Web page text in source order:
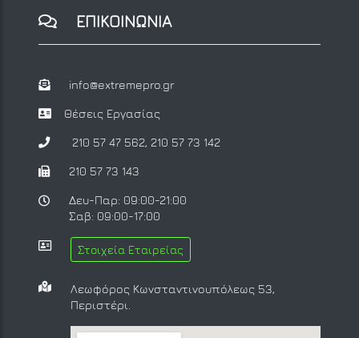
ΕΠΙΚΟΙΝΩΝΙΑ
info@extremepro.gr
Θέσεις Εργασίας
210 57 47 562, 210 57 73 142
210 57 73 143
Δευ-Παρ: 09:00-21:00
Σαβ: 09:00-17:00
Στοιχεία Εταιρείας
Λεωφόρος Κωνσταντινουπόλεως 53,
Περιστέρι.